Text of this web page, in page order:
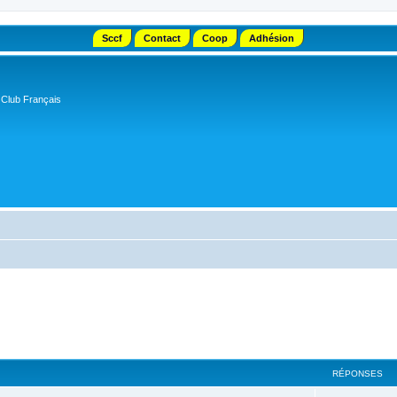
Sccf Contact Coop Adhésion
Français
RÉPONSES